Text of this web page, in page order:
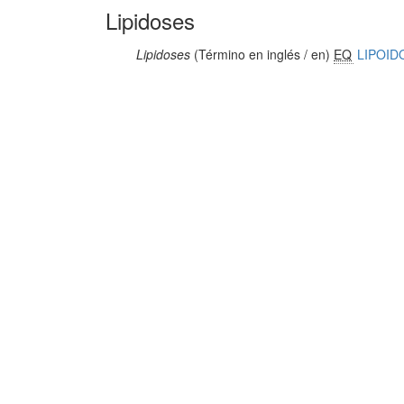
Lipidoses
Lipidoses (Término en inglés / en) EQ